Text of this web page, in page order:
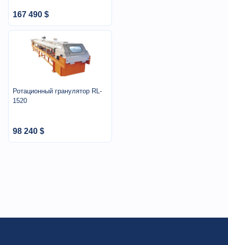
167 490 $
Ротационный гранулятор RL-
1520
98 240 $